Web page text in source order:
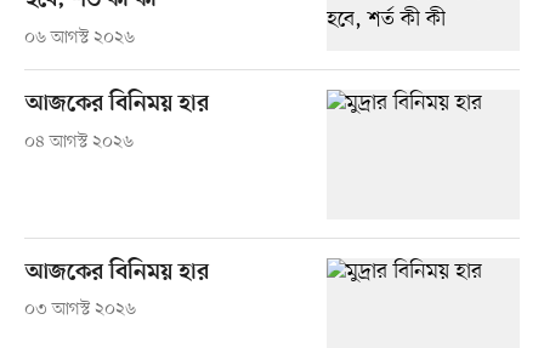
০৬ আগস্ট ২০২৬
আজকের বিনিময় হার
০৪ আগস্ট ২০২৬
আজকের বিনিময় হার
০৩ আগস্ট ২০২৬